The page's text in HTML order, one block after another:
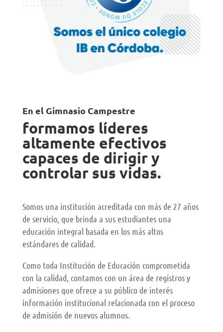
En el Gimnasio Campestre
formamos líderes
altamente efectivos
capaces de dirigir y
controlar sus vidas.
Somos una institución acreditada con más de 27 años
de servicio, que brinda a sus estudiantes una
educación integral basada en los más altos
estándares de calidad.
Como toda Institución de Educación comprometida
con la calidad, contamos con un área de registros y
admisiones que ofrece a su público de interés
información institucional relacionada con el proceso
de admisión de nuevos alumnos.